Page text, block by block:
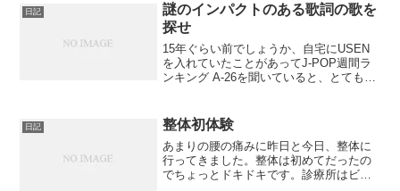
日記
謎のインパクトのある歌詞の歌を
探せ
15年ぐらい前でしょうか、自宅にUSEN
を入れていたことがあってJ-POP週間ラ
ンキング A-26を聞いていると、とてもイ
だ？ と気になっていました。
日記 整体初体験
あまりの腰の痛みに昨日と今日、整体に
行ってきました。整体は初めてだったの
でちょっとドキドキです。診療所はビル